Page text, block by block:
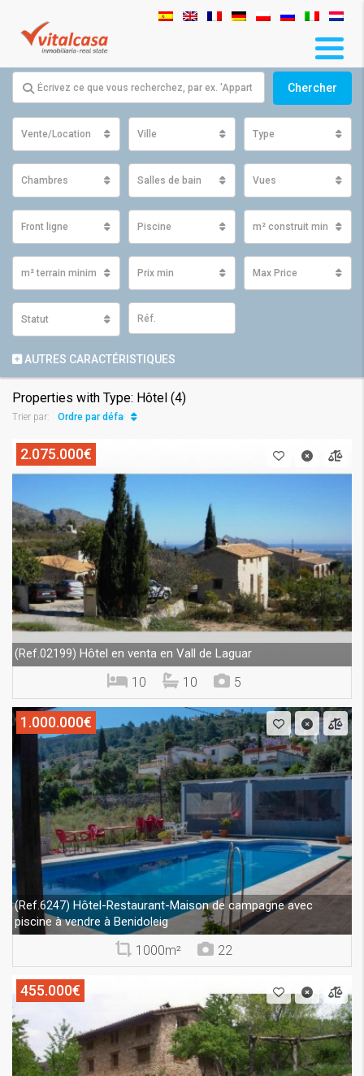
Chercher
Vente/Location Ville Type
Chambres Salles de bain Vues
Front ligne Piscine m² construit minimum
m² terrain minimum Prix ​​min Max Price
Statut
AUTRES CARACTÉRISTIQUES
Properties with Type: Hôtel (4)
Trier par: Ordre par défaut
2.075.000€
(Ref.02199) Hôtel en venta en Vall de Laguar
10 10 5
1.000.000€
(Ref.6247) Hôtel-Restaurant-Maison de campagne avec
piscine à vendre à Benidoleig
1000m² 22
455.000€